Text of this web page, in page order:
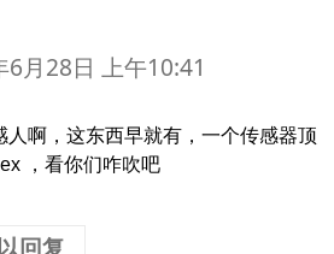
6月28日 上午10:41
人啊，这东西早就有，一个传感器顶
，看你们咋吹吧
回复